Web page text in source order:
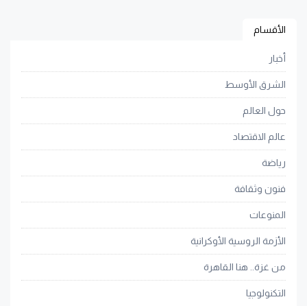
الأقسام
أخبار
الشرق الأوسط
حول العالم
عالم الاقتصاد
رياضة
فنون وثقافة
المنوعات
الأزمة الروسية الأوكرانية
من غزة.. هنا القاهرة
التكنولوجيا